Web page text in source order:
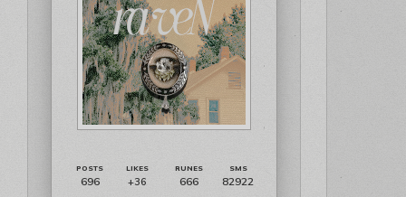
696 +36 666 82922